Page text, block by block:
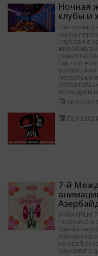
Ночная
клубы и
Как только
город
клубов на
живой
темноты
Так что
выпить или
несколько
исследуем
06.10.2024
02.10.2024
7-й
ANİMAFİLM
Festivalı 2-
Bakıda
edəcəyinizi
və
bayramına